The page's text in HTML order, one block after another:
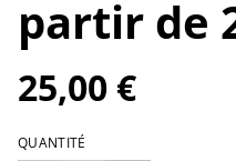
partir de
25,00 €
QUANTITÉ